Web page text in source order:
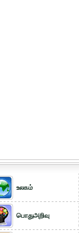
உலகம்
பொதுஅறிவு